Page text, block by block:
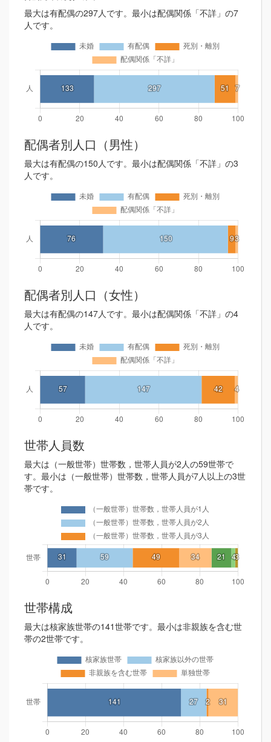
最大は有配偶の297人です。最小は配偶関係「不詳」の7
人です。
配偶者別人口（男性）
最大は有配偶の150人です。最小は配偶関係「不詳」の3
人です。
配偶者別人口（女性）
最大は有配偶の147人です。最小は配偶関係「不詳」の4
人です。
世帯人員数
最大は（一般世帯）世帯数，世帯人員が2人の59世帯で
す。最小は（一般世帯）世帯数，世帯人員が7人以上の3世
帯です。
世帯構成
最大は核家族世帯の141世帯です。最小は非親族を含む世
帯の2世帯です。